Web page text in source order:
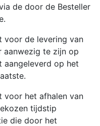
de door de Besteller
de levering van
aanwezig te zijn op
aangeleverd op het
het afhalen van
tijdstip
die door het